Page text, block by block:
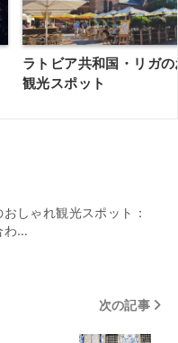
ラトビア共和国・リガ
観光スポット
しゃれ観光スポット：
わ…
次の記事